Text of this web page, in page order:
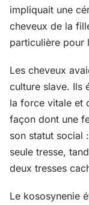
impliquait une
cheveux de la
particulière pour
Les cheveux
culture slave. Ils
la force vitale et
façon dont une
son statut social
seule tresse,
deux tresses
Le kososynenie